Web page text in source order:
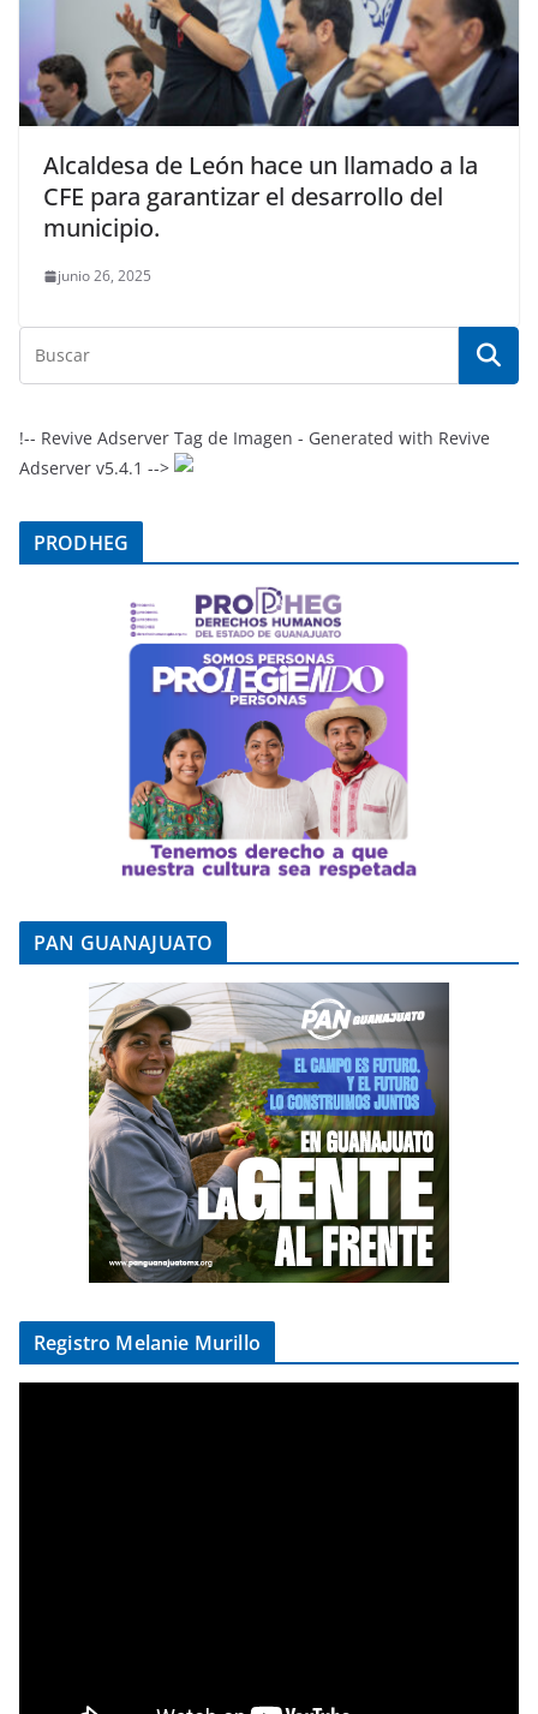
Alcaldesa de León hace un llamado a la
CFE para garantizar el desarrollo del
municipio.
junio 26, 2025
!-- Revive Adserver Tag de Imagen - Generated with Revive
Adserver v5.4.1 -->
PRODHEG
PAN GUANAJUATO
Registro Melanie Murillo